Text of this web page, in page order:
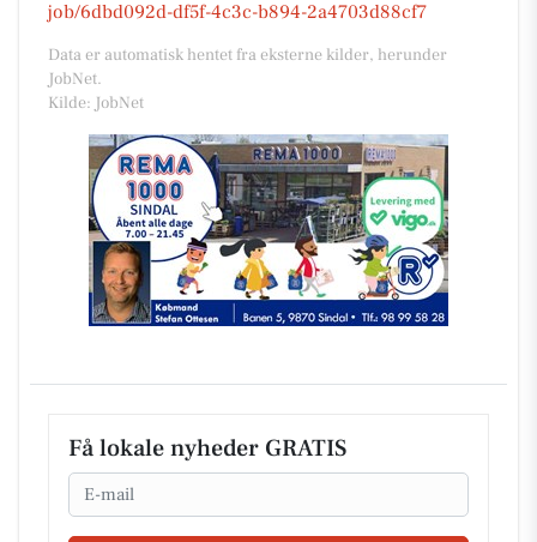
job/6dbd092d-df5f-4c3c-b894-2a4703d88cf7
Data er automatisk hentet fra eksterne kilder, herunder
JobNet.
Kilde: JobNet
Få lokale nyheder GRATIS
Email